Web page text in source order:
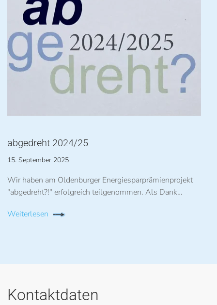
abgedreht 2024/25
15. September 2025
Wir haben am Oldenburger Energiesparprämienprojekt
"abgedreht?!" erfolgreich teilgenommen. Als Dank…
Weiterlesen
Kontaktdaten